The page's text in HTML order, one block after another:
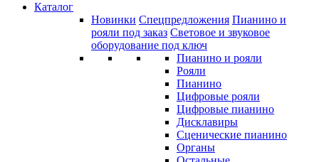
Каталог
Новинки Спецпредложения Пианино и
рояли под заказ Световое и звуковое
оборудование под ключ
Пианино и рояли
Рояли
Пианино
Цифровые рояли
Цифровые пианино
Дисклавиры
Сценические пианино
Органы